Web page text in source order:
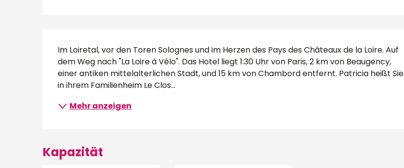
Beschreibung
Im Loiretal, vor den Toren Solognes und im Herzen des Pays des Châteaux de la Loire. Auf
dem Weg nach "La Loire à Vélo". Das Hotel liegt 1:30 Uhr von Paris, 2 km von Beaugency,
einer antiken mittelalterlichen Stadt, und 15 km von Chambord entfernt. Patricia heißt Sie
in ihrem Familienheim Le Clos...
Mehr anzeigen
Kapazität